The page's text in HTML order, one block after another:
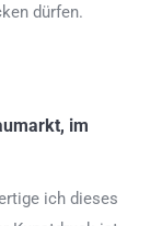
dürfen.
im
ich dieses